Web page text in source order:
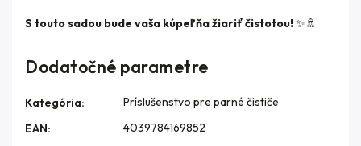
S touto sadou bude vaša kúpeľňa žiariť čistotou!✨🚿
Dodatočné parametre
Kategória:
Príslušenstvo pre parné čističe
EAN: 4039784169852